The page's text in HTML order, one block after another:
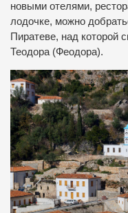
новыми отелями,
лодочке, можно
Пиратеве, над которой
Теодора (Феодора).